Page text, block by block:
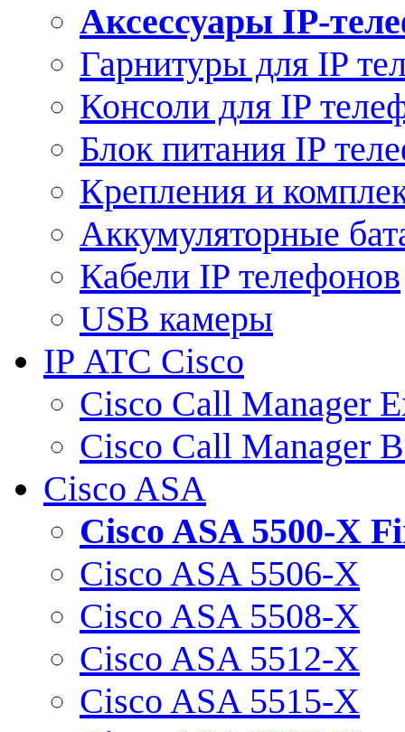
Аксессуары IP-
Гарнитуры для IP
Консоли для IP
Блок питания IP
Крепления и
Аккумуляторные
Кабели IP телефонов
USB камеры
IP АТС Cisco
Cisco Call Manager
Cisco Call Manager
Cisco ASA
Cisco ASA 5500-X
Cisco ASA 5506-X
Cisco ASA 5508-X
Cisco ASA 5512-X
Cisco ASA 5515-X